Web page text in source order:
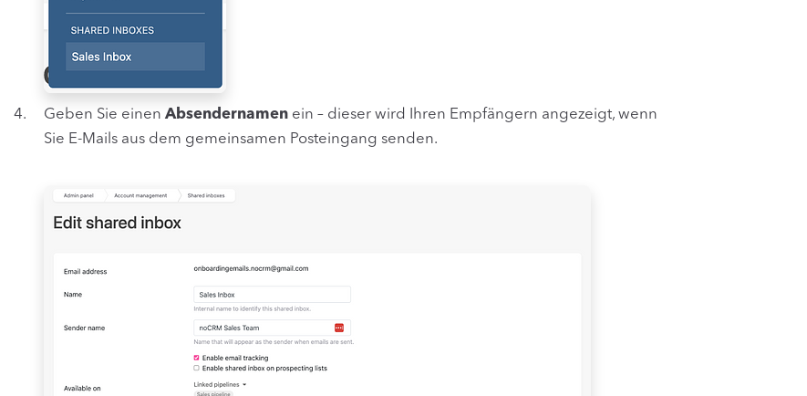
Geben Sie einen Absendernamen ein – dieser wird Ihren Empfängern angezeigt, wenn
Sie E-Mails aus dem gemeinsamen Posteingang senden.